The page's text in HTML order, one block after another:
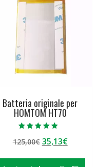
Batteria originale per
HOMTOM HT70
5.00
su 5
125,00€ Il
originale
35,13€Il
attuale